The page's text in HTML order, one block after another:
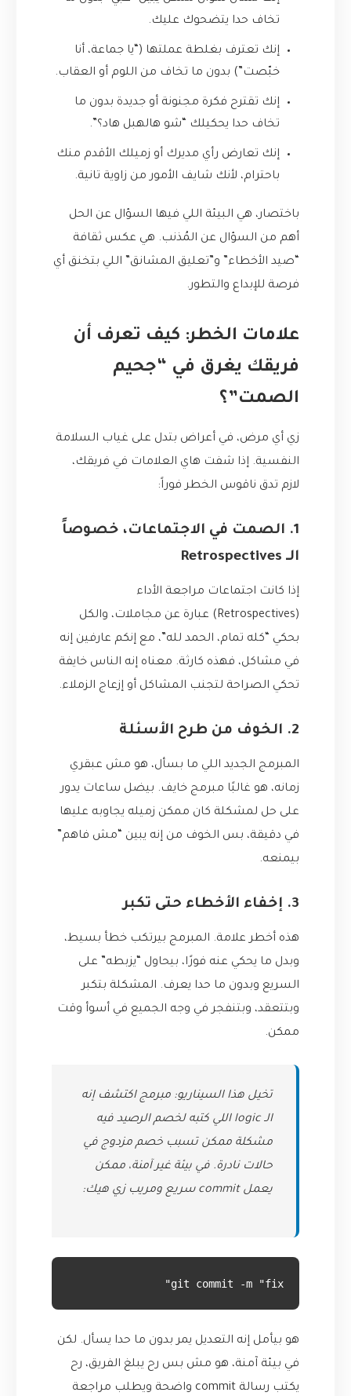
تخاف حدا يتضحوك عليك.
إنك تعترف بغلطة عملتها (“يا جماعة، أنا
خبّصت”) بدون ما تخاف من اللوم أو العقاب.
إنك تقترح فكرة مجنونة أو جديدة بدون ما
تخاف حدا يحكيلك “شو هالهبل هاد؟”.
إنك تعارض رأي مديرك أو زميلك الأقدم منك
باحترام، لأنك شايف الأمور من زاوية تانية.
باختصار، هي البيئة اللي فيها السؤال عن الحل
أهم من السؤال عن المُذنب. هي عكس ثقافة
“صيد الأخطاء” و”تعليق المشانق” اللي بتخنق أي
فرصة للإبداع والتطور.
علامات الخطر: كيف تعرف أن
فريقك يغرق في “جحيم
الصمت”؟
زي أي مرض، في أعراض بتدل على غياب السلامة
النفسية. إذا شفت هاي العلامات في فريقك،
لازم تدق ناقوس الخطر فوراً:
1. الصمت في الاجتماعات، خصوصاً
الـ Retrospectives
إذا كانت اجتماعات مراجعة الأداء
(Retrospectives) عبارة عن مجاملات، والكل
بحكي “كله تمام، الحمد لله”، مع إنكم عارفين إنه
في مشاكل، فهذه كارثة. معناه إنه الناس خايفة
تحكي الصراحة لتجنب المشاكل أو إزعاج الزملاء.
2. الخوف من طرح الأسئلة
المبرمج الجديد اللي ما بسأل، هو مش عبقري
زمانه، هو غالبًا مبرمج خايف. بيضل ساعات يدور
على حل لمشكلة كان ممكن زميله يجاوبه عليها
في دقيقة، بس الخوف من إنه يبين “مش فاهم”
بيمنعه.
3. إخفاء الأخطاء حتى تكبر
هذه أخطر علامة. المبرمج بيرتكب خطأ بسيط،
وبدل ما يحكي عنه فورًا، بيحاول “يزبطه” على
السريع وبدون ما حدا يعرف. المشكلة بتكبر
وبتتعقد، وبتنفجر في وجه الجميع في أسوأ وقت
ممكن.
تخيل هذا السيناريو: مبرمج اكتشف إنه
الـ logic اللي كتبه لخصم الرصيد فيه
مشكلة ممكن تسبب خصم مزدوج في
حالات نادرة. في بيئة غير آمنة، ممكن
يعمل commit سريع ومريب زي هيك:
git commit -m "fix"
هو بيأمل إنه التعديل يمر بدون ما حدا يسأل. لكن
في بيئة آمنة، هو مش بس رح يبلغ الفريق، رح
يكتب رسالة commit واضحة ويطلب مراجعة